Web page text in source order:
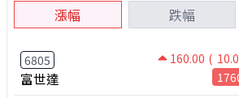
漲幅 跌幅
6805 160.00 (
富世達